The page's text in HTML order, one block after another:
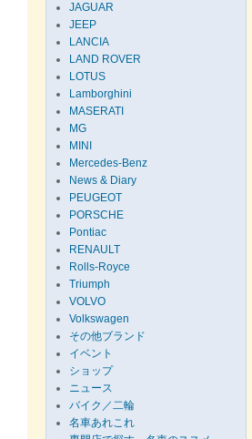
JAGUAR
JEEP
LANCIA
LAND ROVER
LOTUS
Lamborghini
MASERATI
MG
MINI
Mercedes-Benz
News & Diary
PEUGEOT
PORSCHE
Pontiac
RENAULT
Rolls-Royce
Triumph
VOLVO
Volkswagen
その他ブランド
イベント
ショップ
ニュース
バイク／二輪
名車あれこれ